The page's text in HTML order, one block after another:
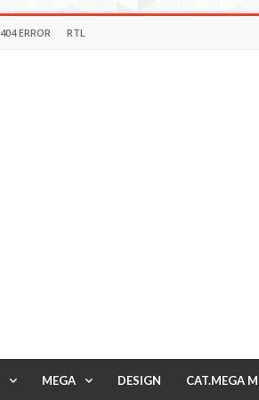
404 ERROR RTL
MEGA DESIGN CAT.MEGA